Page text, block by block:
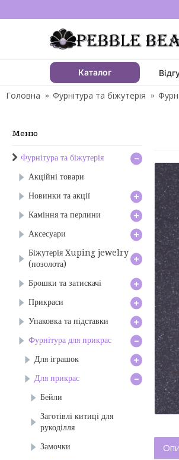
Каталог
Головна Фурнітура та біжутерія
Меню
Фурнітура та біжутерія -
Акційні товари
Новинки та акції
+
Каміння та перлини +
Аксесуари +
Біжутерія Xuping jewelry
(позолота)
+
Брошки та затискачі +
Прикраси +
Упаковка та підставки +
Фурнітура для прикрас -
Для іграшок +
Для прикрас -
Бейли
Заготівлі китиці для
рукоділля
Замочки